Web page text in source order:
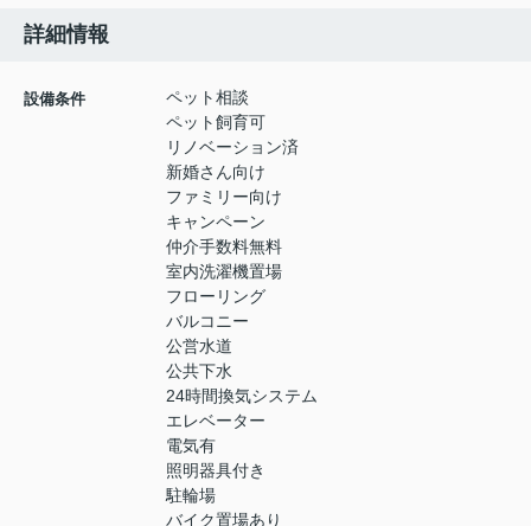
詳細情報
設備条件
ペット相談
ペット飼育可
リノベーション済
新婚さん向け
ファミリー向け
キャンペーン
仲介手数料無料
室内洗濯機置場
フローリング
バルコニー
公営水道
公共下水
24時間換気システム
エレベーター
電気有
照明器具付き
駐輪場
バイク置場あり